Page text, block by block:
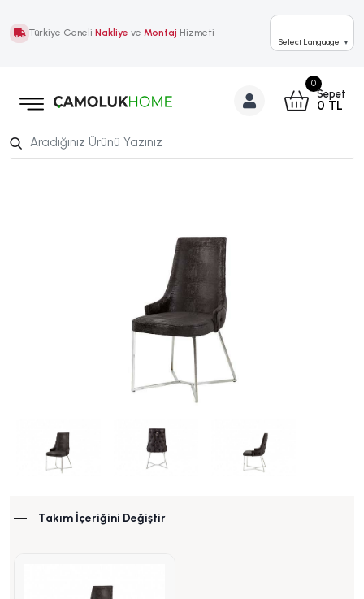
Türkiye Geneli Nakliye ve Montaj Hizmeti
Select Language ▼
0
Sepet
0 TL
Takım İçeriğini Değiştir